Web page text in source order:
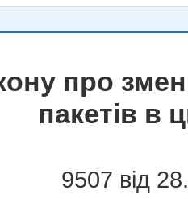
про
пакетів в
9507 від